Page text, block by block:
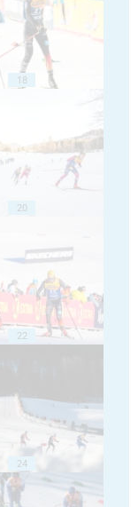
18
20
22
24